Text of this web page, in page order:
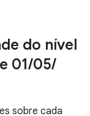
do nível
01/05/
sobre cada